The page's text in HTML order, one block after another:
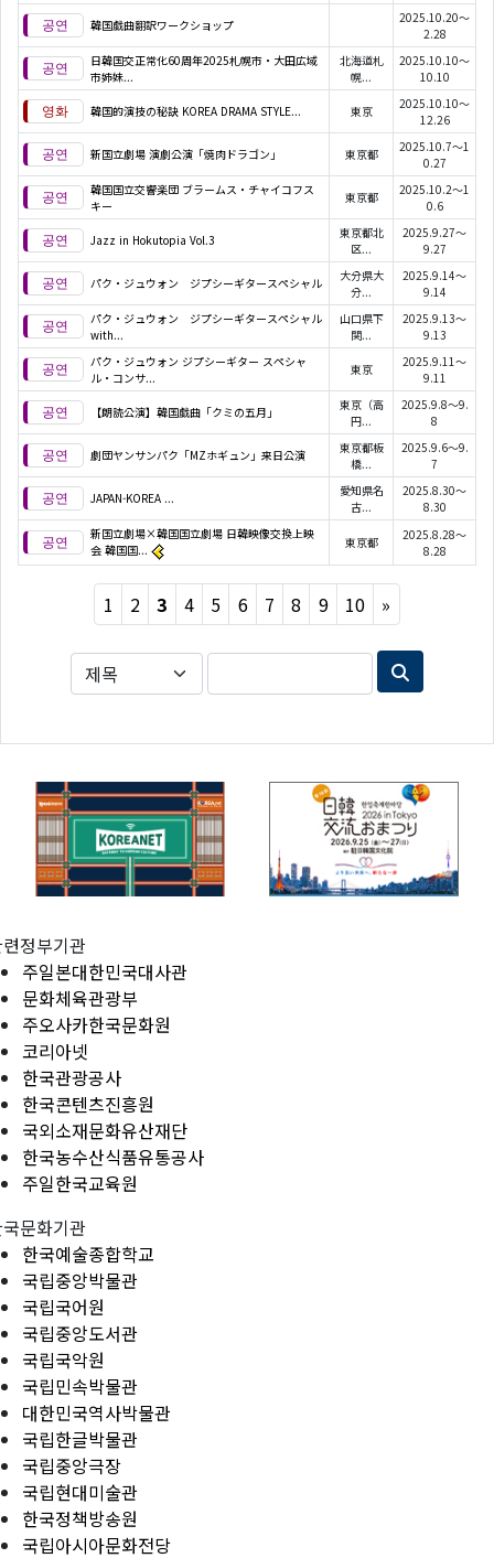
韓国戯曲翻訳ワークショップ
2025.10.20～
2.28
日韓国交正常化60周年2025札幌市・大田広域
市姉妹...
北海道札
幌...
2025.10.10～
10.10
韓国的演技の秘訣 KOREA DRAMA STYLE... 東京
2025.10.10～
12.26
新国立劇場 演劇公演「焼肉ドラゴン」 東京都
2025.10.7～1
0.27
韓国国立交響楽団 ブラームス・チャイコフス
キー
東京都
2025.10.2～1
0.6
Jazz in Hokutopia Vol.3
東京都北
区...
2025.9.27～
9.27
パク・ジュウォン ジプシーギタースペシャル
大分県大
分...
2025.9.14～
9.14
パク・ジュウォン ジプシーギタースペシャル
with...
山口県下
関...
2025.9.13～
9.13
パク・ジュウォン ジプシーギター スペシャ
ル・コンサ...
東京
2025.9.11～
9.11
【朗読公演】韓国戯曲「クミの五月」
東京（高
円...
2025.9.8～9.
8
劇団ヤンサンパク「MZホギュン」来日公演
東京都板
橋...
2025.9.6～9.
7
JAPAN-KOREA ...
愛知県名
古...
2025.8.30～
8.30
新国立劇場×韓国国立劇場 日韓映像交換上映
会 韓国国...
東京都
2025.8.28～
8.28
1 2 3 4 5 6 7 8 9 10 »
정부기관
주일본대한민국대사관
문화체육관광부
주오사카한국문화원
코리아넷
한국관광공사
한국콘텐츠진흥원
국외소재문화유산재단
한국농수산식품유통공사
주일한국교육원
문화기관
한국예술종합학교
국립중앙박물관
국립국어원
국립중앙도서관
국립국악원
국립민속박물관
대한민국역사박물관
국립한글박물관
국립중앙극장
국립현대미술관
한국정책방송원
국립아시아문화전당